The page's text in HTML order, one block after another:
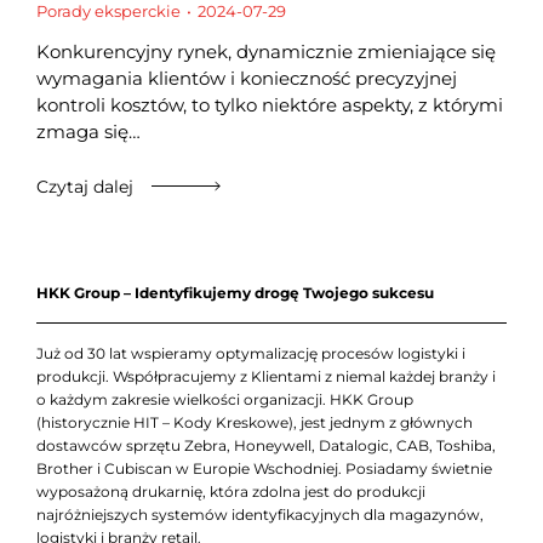
Porady eksperckie 2024-07-29
Konkurencyjny rynek, dynamicznie zmieniające się
wymagania klientów i konieczność precyzyjnej
kontroli kosztów, to tylko niektóre aspekty, z którymi
zmaga się…
Czytaj dalej
HKK Group – Identyfikujemy drogę Twojego sukcesu
Już od 30 lat wspieramy optymalizację procesów logistyki i
produkcji. Współpracujemy z Klientami z niemal każdej branży i
o każdym zakresie wielkości organizacji. HKK Group
(historycznie HIT – Kody Kreskowe), jest jednym z głównych
dostawców sprzętu Zebra, Honeywell, Datalogic, CAB, Toshiba,
Brother i Cubiscan w Europie Wschodniej. Posiadamy świetnie
wyposażoną drukarnię, która zdolna jest do produkcji
najróżniejszych systemów identyfikacyjnych dla magazynów,
logistyki i branży retail.